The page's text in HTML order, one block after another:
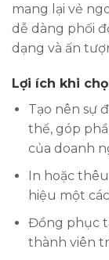
mang lại vẻ
dễ dàng phối
dạng và ấn
Lợi ích khi
Tạo nên sự
thể, góp
của doanh
In hoặc
hiệu một
Đồng phục
thành viên